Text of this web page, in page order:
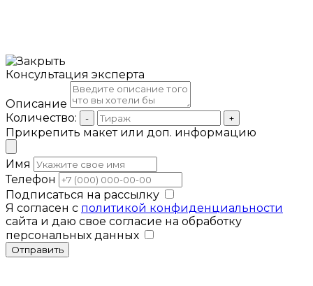
Консультация эксперта
Описание
Количество:
- +
Прикрепить макет или доп. информацию
Имя
Телефон
Подписаться на рассылку
Я согласен с политикой конфиденциальности
сайта и даю свое согласие на обработку
персональных данных
Отправить